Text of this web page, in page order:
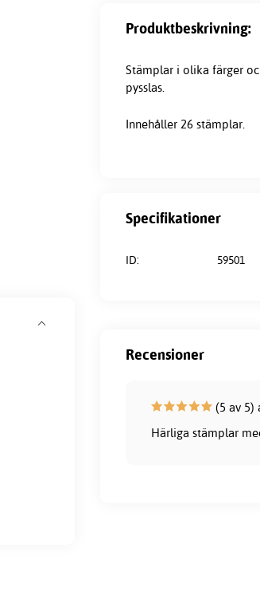
Produktbeskrivning:
Stämplar i olika färger
pysslas.
Innehåller 26 stämplar.
Specifikationer
ID: 59501
Recensioner
(5 av 5)
Härliga stämplar